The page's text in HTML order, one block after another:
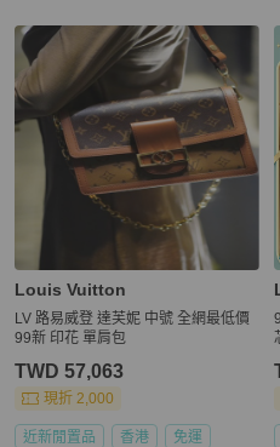
Louis Vuitton
LV 路易威登 達芙妮 中號 全網最低價
99新 印花 單肩包
TWD 57,063
現折 2,000
近新閒置品 香港 免運